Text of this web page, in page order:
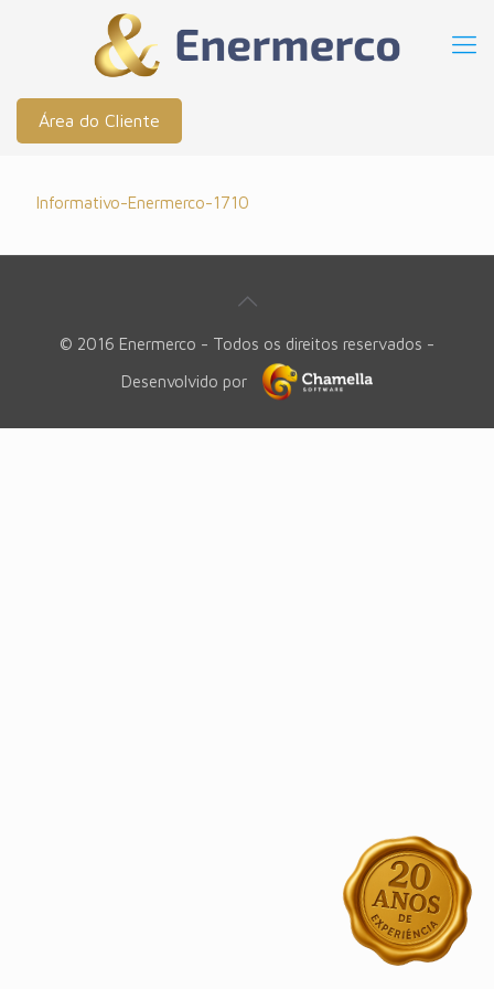
Área do Cliente
Informativo-Enermerco-1710
© 2016 Enermerco - Todos os direitos reservados -
Desenvolvido por